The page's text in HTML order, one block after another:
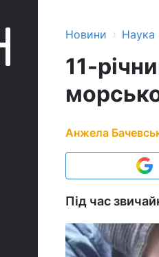
Новини › Наука
11-
Анжела
Під час